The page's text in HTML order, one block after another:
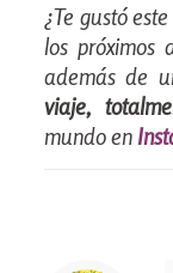
¿Te gustó
los próximos
además de
viaje,
mundo en